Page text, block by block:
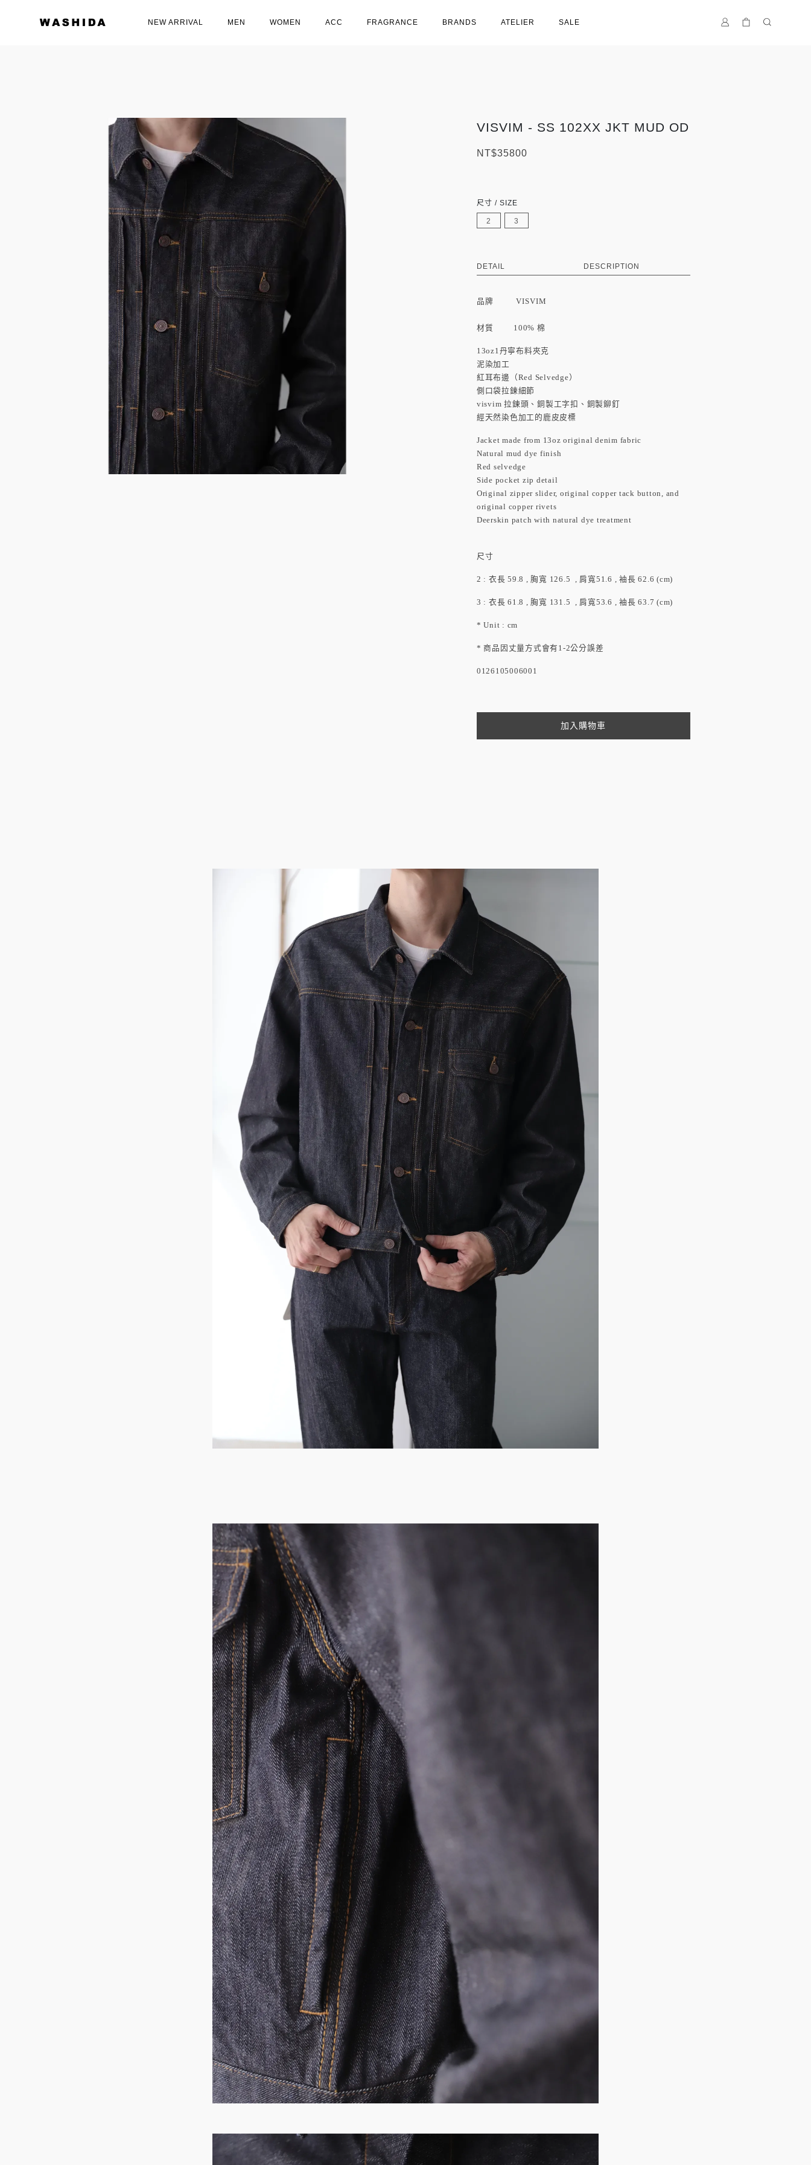
NEW ARRIVAL MEN WOMEN ACC FRAGRANCE BRANDS ATELIER SALE
VISVIM - SS 102XX JKT MUD OD
NT$35800
尺寸 / SIZE
2 3
DETAIL DESCRIPTION
品牌 VISVIM
材質 100% 棉
13oz1丹寧布料夾克
泥染加工
紅耳布邊（Red Selvedge）
側口袋拉鍊細節
visvim 拉鍊頭、銅製工字扣、銅製鉚釘
經天然染色加工的鹿皮皮標
Jacket made from 13oz original denim fabric
Natural mud dye finish
Red selvedge
Side pocket zip detail
Original zipper slider, original copper tack button, and
original copper rivets
Deerskin patch with natural dye treatment
尺寸
2 : 衣長 59.8 , 胸寬 126.5 , 肩寬51.6 , 袖長 62.6 (cm)
3 : 衣長 61.8 , 胸寬 131.5 , 肩寬53.6 , 袖長 63.7 (cm)
* Unit : cm
* 商品因丈量方式會有1-2公分誤差
0126105006001
加入購物車